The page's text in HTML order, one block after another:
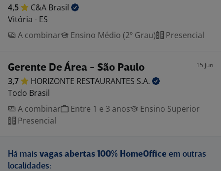
4,5 C&A Brasil
Vitória - ES
A combinar
Ensino Médio (2º Grau) Presencial
Gerente De Área - São Paulo 15 jun
3,7 HORIZONTE RESTAURANTES S.A.
Todo Brasil
A combinar
Entre 1 e 3 anos
Ensino Superior
Presencial
Há mais vagas abertas 100% HomeOffice em outras
localidades: